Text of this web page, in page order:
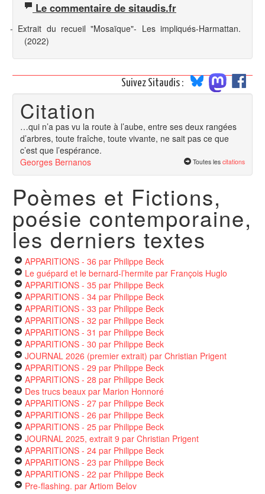
Le commentaire de sitaudis.fr
- Extrait du recueil "Mosaïque"- Les impliqués-Harmattan.
(2022)
Suivez Sitaudis :
Citation
…qui n’a pas vu la route à l’aube, entre ses deux rangées
d’arbres, toute fraîche, toute vivante, ne sait pas ce que
c’est que l’espérance.
Georges Bernanos
Toutes les citations
Poèmes et Fictions,
poésie contemporaine,
les derniers textes
APPARITIONS - 36 par Philippe Beck
Le guépard et le bernard-l’hermite par François Huglo
APPARITIONS - 35 par Philippe Beck
APPARITIONS - 34 par Philippe Beck
APPARITIONS - 33 par Philippe Beck
APPARITIONS - 32 par Philippe Beck
APPARITIONS - 31 par Philippe Beck
APPARITIONS - 30 par Philippe Beck
JOURNAL 2026 (premier extrait) par Christian Prigent
APPARITIONS - 29 par Philippe Beck
APPARITIONS - 28 par Philippe Beck
Des trucs beaux par Marion Honnoré
APPARITIONS - 27 par Philippe Beck
APPARITIONS - 26 par Philippe Beck
APPARITIONS - 25 par Philippe Beck
JOURNAL 2025, extrait 9 par Christian Prigent
APPARITIONS - 24 par Philippe Beck
APPARITIONS - 23 par Philippe Beck
APPARITIONS - 22 par Philippe Beck
Pre-flashing. par Artiom Belov